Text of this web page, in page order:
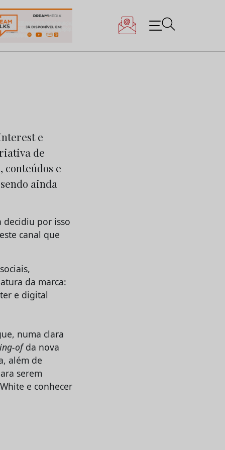
e
de
e
ainda
decidiu por isso
canal que
da marca:
e digital
numa clara
ofda nova
além de
serem
e conhecer